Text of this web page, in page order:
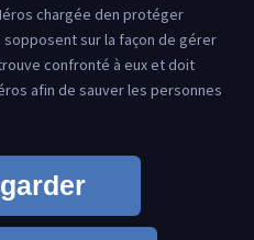
chargée den protéger
sur la façon de gérer
confronté à eux et doit
afin de sauver les personnes